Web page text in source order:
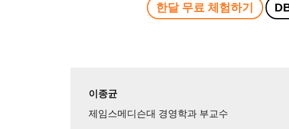
한달 무료 체험하기
이종균
제임스메디슨대 경영학과 부교수